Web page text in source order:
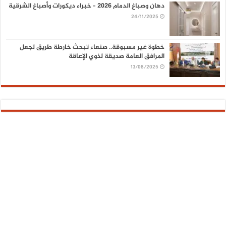
دهان وصباغ الدمام 2026 – خبراء ديكورات وأصباغ الشرقية
24/11/2025
خطوة غير مسبوقة.. صنعاء تبحث خارطة طريق لجعل
المرافق العامة صديقة لذوي الإعاقة
13/08/2025